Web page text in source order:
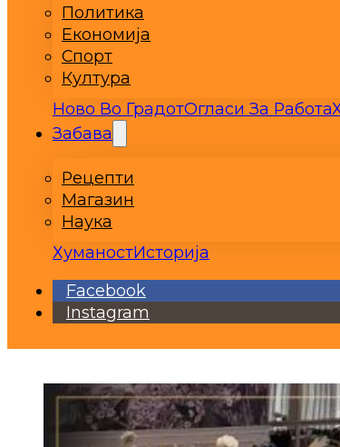
Политика
Економија
Спорт
Култура
Ново Во ГрадотОгласи За Работа
Забава
Рецепти
Магазин
Наука
ХуманостИсторија
Facebook
Instagram